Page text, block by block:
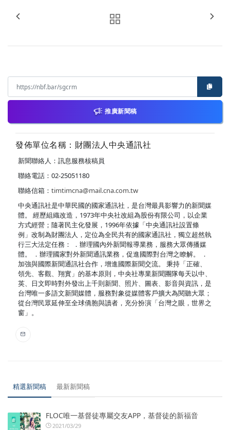
推廣新聞稿
發佈單位名稱：財團法人中央通訊社
新聞聯絡人：訊息服務核稿員
聯絡電話：02-25051180
聯絡信箱： timtimcna@mail.cna.com.tw
中央通訊社是中華民國的國家通訊社，是台灣最具影響力的新聞媒
體。 經歷組織改造，1973年中央社改組為股份有限公司，以企業
方式經營；隨著民主化發展，1996年依據「中央通訊社設置條
例」改制為財團法人，定位為全民共有的國家通訊社，獨立超然執
行三大法定任務： ．辦理國內外新聞報導業務，服務大眾傳播媒
體。 ．辦理國家對外新聞通訊業務，促進國際對台灣之瞭解。 ．
加強與國際新聞通訊社合作，增進國際新聞交流。 秉持「正確、
領先、客觀、翔實」的基本原則，中央社專業新聞團隊每天以中、
英、日文即時對外發出上千則新聞、照片、圖表、影音與資訊，是
台灣唯一多語文新聞媒體，服務對象從媒體客戶擴大為閱聽大眾；
從台灣民眾延伸至全球僑胞與讀者，充分扮演「台灣之眼，世界之
窗」。
精選新聞稿 最新新聞稿
FLOC唯一基督徒專屬交友APP，基督徒的新福音
2021/03/29